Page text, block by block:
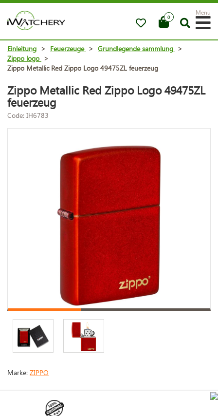
0
Menü
Einleitung > Feuerzeuge > Grundlegende sammlung >
Zippo logo >
Zippo Metallic Red Zippo Logo 49475ZL feuerzeug
Zippo Metallic Red Zippo Logo 49475ZL
feuerzeug
Code: IH6783
Marke: ZIPPO